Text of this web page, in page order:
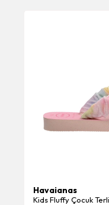
Havaianas
Kids Fluffy